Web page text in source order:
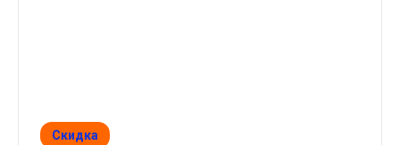
Скидка